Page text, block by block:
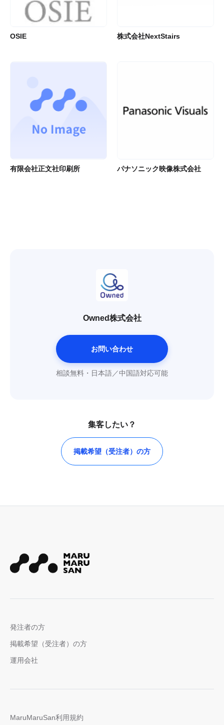
OSIE 株式会社NextStairs
有限会社正文社印刷所 パナソニック映像株式会社
Owned株式会社
お問い合わせ
相談無料・日本語／中国語対応可能
集客したい？
掲載希望（受注者）の方
発注者の方
掲載希望（受注者）の方
運用会社
MaruMaruSan利用規約